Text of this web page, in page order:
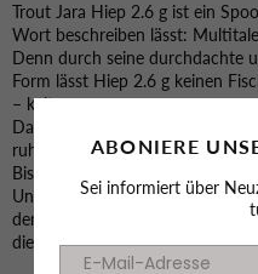
ABONIERE
Sei informiert über
Trout Jara Hiep 2.6 g ist ein
Wort beschreiben lässt:
Denn durch seine durchdachte
Form lässt Hiep 2.6 g keinen
– kalt.
Das schöne frequente Spiel,
ruhige Führung erreicht, lockt
Biss.
Und wenn man zwischendurch
dem Hiep 2.6 g noch bessere
dieser Spoon ein schönes